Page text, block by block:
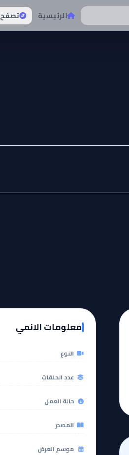
الرئيسية تصفح
معلومات الانمي
النوع
عدد الحلقات
حالة العمل
المصدر
موسم العرض